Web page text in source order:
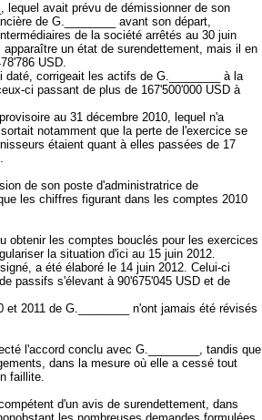
lequel avait prévu de démissionner de son
de G.________ avant son départ,
de la société arrêtés au 30 juin
un état de surendettement, mais il en
USD.
daté, corrigeait les actifs de G.________ à la
ci passant de plus de 167'500'000 USD à
au 31 décembre 2010, lequel n'a
notamment que la perte de l'exercice se
étaient quant à elles passées de 17
de son poste d'administratrice de
les chiffres figurant dans les comptes 2010
obtenir les comptes bouclés pour les exercices
la situation d'ici au 15 juin 2012.
a été élaboré le 14 juin 2012. Celui-ci
passifs s'élevant à 90'675'045 USD et de
2011 de G.________ n'ont jamais été révisés
l'accord conclu avec G.________, tandis que
dans la mesure où elle a cessé tout
faillite.
d'un avis de surendettement, dans